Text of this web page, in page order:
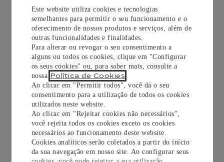
Este website utiliza cookies e tecnologias
semelhantes para permitir o seu funcionamento e o
oferecimento de nossos produtos e serviços, além de
outras funcionalidades e finalidades.
Para alterar ou revogar o seu consentimento a
alguns ou todos os cookies, clique em "Configurar
os seus cookies" ou, para saber mais, consulte a
nossa Política de Cookies
Ao clicar em "Permitir todos", você dá o seu
consentimento para a utilização de todos os cookies
utilizados neste website.
Ao clicar em "Rejeitar cookies não necessários",
você rejeita todos os cookies exceto os cookies
necessários ao funcionamento deste website.
Cookies analíticos serão coletados a partir do início
da sua navegação em nosso site. Ao configurar seus
R$ 48.400,00
COMPRAR
R$ 56
COMPRAR
BRINCOS LOVE
PULSEIRA LOVE,
MODELO